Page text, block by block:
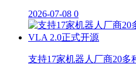
2026-07-08 0
支持17家机器人厂商20多